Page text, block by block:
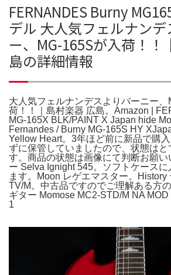
FERNANDES Burny
デル 大人気フェルナン
ー、MG-165Sが入荷！！
島の詳細情報
大人気フェルナンデスよりバーニー、
荷！！｜島村楽器 広島。Amazon |
MG-165X BLK/PAINT X Japan hide
Fernandes / Burny MG-165S HY
Yellow Heart。3年ほど前に新品で購
ずに保管していましたので、状態はと
す。商品の状態は画像にて判断お願い
ー Selva Ignight 545。ソフトケースに
ます。Moon レゲエマスター。History
TV/M。中古品ですのでご理解ある方
ギター Momose MC2-STD/M NA
1